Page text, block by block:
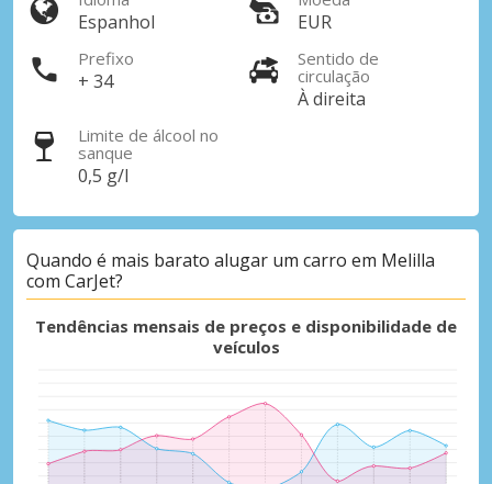
Espanhol EUR
Prefixo
+ 34
Sentido de
circulação
À direita
Limite de álcool no
sanque
0,5 g/l
Quando é mais barato alugar um carro em Melilla
com CarJet?
Tendências mensais de preços e disponibilidade de
veículos
Descontos especiais
Aceda a ofertas exclusivas dos nossos
fornecedores